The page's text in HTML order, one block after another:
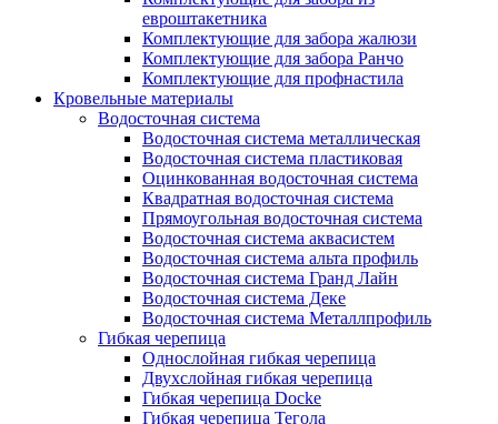
евроштакетника
Комплектующие для забора жалюзи
Комплектующие для забора Ранчо
Комплектующие для профнастила
Кровельные материалы
Водосточная система
Водосточная система металлическая
Водосточная система пластиковая
Оцинкованная водосточная система
Квадратная водосточная система
Прямоугольная водосточная система
Водосточная система аквасистем
Водосточная система альта профиль
Водосточная система Гранд Лайн
Водосточная система Деке
Водосточная система Металлпрофиль
Гибкая черепица
Однослойная гибкая черепица
Двухслойная гибкая черепица
Гибкая черепица Docke
Гибкая черепица Тегола